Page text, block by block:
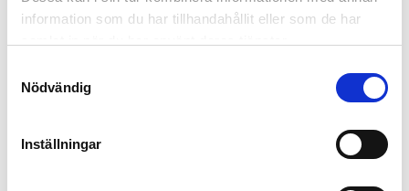
information som du har tillhandahållit eller som de har
Nödvändig
Inställningar
Fel